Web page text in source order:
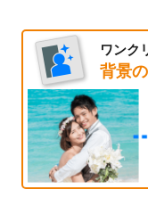
ワンク
背景